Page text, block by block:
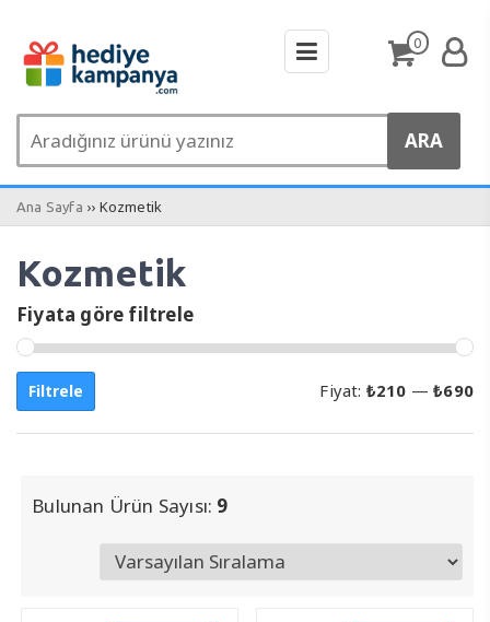
0
Ana Sayfa ›› Kozmetik
Kozmetik
Fiyata göre filtrele
Filtrele Fiyat: ₺210 —₺690
Bulunan Ürün Sayısı: 9